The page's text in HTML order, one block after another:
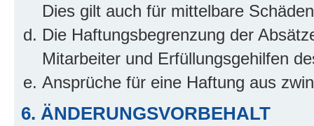
Dies gilt auch für mittelbare
Die Haftungsbegrenzung der
Mitarbeiter und Erfüllungsgehilfen
Ansprüche für eine Haftung aus
6. ÄNDERUNGSVORBEHALT